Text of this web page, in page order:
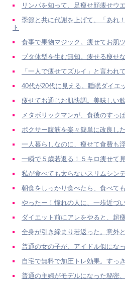
リンパを知って、足痩せ顔痩せウ
季節と共に代謝を上げて、「あれ
ト
食事で果物マジック。痩せてお肌
ブタ体型を生む無知。痩せる痩せ
「一人で痩せてズルイ」と言われ
40代が20代に見える。睡眠ダイエ
痩せてお通じお肌快調。美味しい
メタボリックマンが、食後のすっ
ボクサー腹筋を楽々簡単に改良し
一人暮らしなのに、痩せて食費も
一瞬で５歳若返る！５キロ痩せて
私が食べても太らないスリムシン
朝食をしっかり食べたら、食べて
やったー！憧れの人に、一歩近づ
ダイエット前にアレをやると、超
全身が引き締まり若返った。意外
普通の女の子が、アイドル似にな
自宅で無料で加圧トレ効果。すっ
普通の主婦がモデルになった秘密